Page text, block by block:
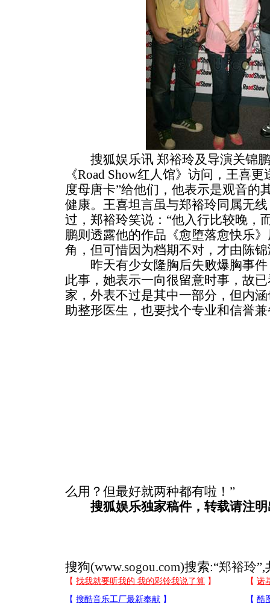
搜狐娱乐讯 郑裕玲及导演关锦鹏
《Road Show红人馆》访问，王喜
度母唐卡”给他们，他表示是观音的
健康。王喜坦言虽与郑裕玲同属无
过，郑裕玲笑说：“他入行比较晚，
鹏则透露他的作品《愈堕落愈快乐
角，但可惜因为档期不对，才由陈
昨天有少女隆胸后失败爆胸事件
此事，她表示一向很留意时事，故
家，外表不过是其中一部分，但内
助整形医生，也要找个专业和信誉
么用？但最好就两种都有啦！”
搜狐娱乐独家稿件，转载请注明
搜狗(www.sogou.com)搜索:“郑裕玲”,